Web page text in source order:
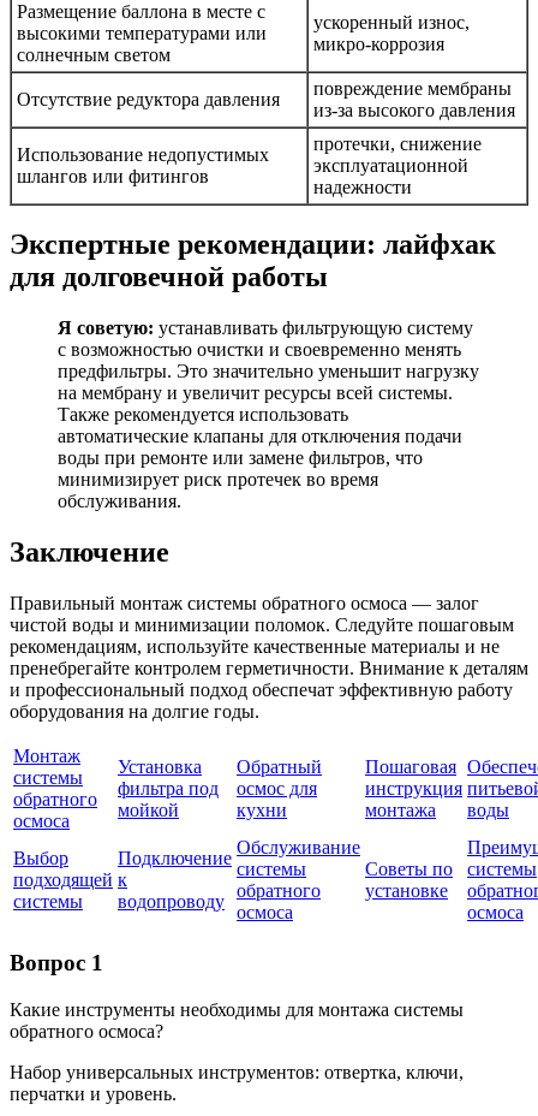
Размещение баллона в месте с
высокими температурами или
солнечным светом
ускоренный износ,
микро-коррозия
Отсутствие редуктора давления
повреждение мембраны
из-за высокого давления
Использование недопустимых
шлангов или фитингов
протечки, снижение
эксплуатационной
надежности
Экспертные рекомендации: лайфхак
для долговечной работы
Я советую: устанавливать фильтрующую систему
с возможностью очистки и своевременно менять
предфильтры. Это значительно уменьшит нагрузку
на мембрану и увеличит ресурсы всей системы.
Также рекомендуется использовать
автоматические клапаны для отключения подачи
воды при ремонте или замене фильтров, что
минимизирует риск протечек во время
обслуживания.
Заключение
Правильный монтаж системы обратного осмоса — залог
чистой воды и минимизации поломок. Следуйте пошаговым
рекомендациям, используйте качественные материалы и не
пренебрегайте контролем герметичности. Внимание к деталям
и профессиональный подход обеспечат эффективную работу
оборудования на долгие годы.
Монтаж
системы
обратного
осмоса
Установка
фильтра под
мойкой
Обратный
осмос для
кухни
Пошаговая
инструкция
монтажа
воды
Выбор
подходящей
системы
Подключение
к
водопроводу
Обслуживание
системы
обратного
осмоса
Советы по
установке
системы
осмоса
Вопрос 1
Какие инструменты необходимы для монтажа системы
обратного осмоса?
Набор универсальных инструментов: отвертка, ключи,
перчатки и уровень.